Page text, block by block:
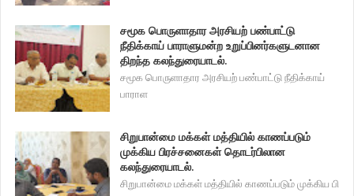
சமூக பொருளாதார அரசியற் பண்பாட்டு
நீதிக்காய் பாராளுமன்ற உறுப்பினர்களுடனான
திறந்த கலந்துரையாடல்.
சமூக பொருளாதார அரசியற் பண்பாட்டு நீதிக்காய்
பாராள
சிறுபான்மை மக்கள் மத்தியில் காணப்படும்
முக்கிய பிரச்சனைகள் தொடர்பிலான
கலந்துரையாடல்.
சிறுபான்மை மக்கள் மத்தியில் காணப்படும் முக்கிய பி